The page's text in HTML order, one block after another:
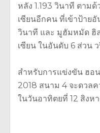
หลัง 1.193 วินาที ตาม
เซียนอีกคน ที่เข้าป้ายอั
วินาที และ มูฮัมหมัด ฮิ
เซียน ในอันดับ 6 ส่วน
สำหรับการแข่งขัน ฮอ
2018 สนาม 4 จะดวลค
ในวันอาทิตยที่ 12 สิงห